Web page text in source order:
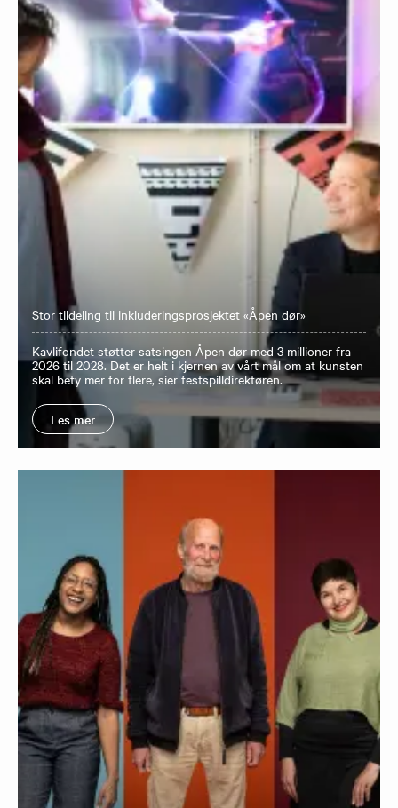
Stor tildeling til inkluderingsprosjektet «Åpen dør»
Kavlifondet støtter satsingen Åpen dør med 3 millioner fra
2026 til 2028. Det er helt i kjernen av vårt mål om at kunsten
skal bety mer for flere, sier festspilldirektøren.
Les mer